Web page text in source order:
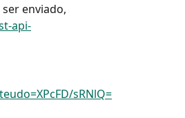
enviado,
api-
sRNlQ=